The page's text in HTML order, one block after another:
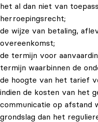
het al dan niet van
herroepingsrecht;
de wijze van betaling,
overeenkomst;
de termijn voor
termijn waarbinnen de
de hoogte van het tarief
indien de kosten van het
communicatie op afstand
grondslag dan het